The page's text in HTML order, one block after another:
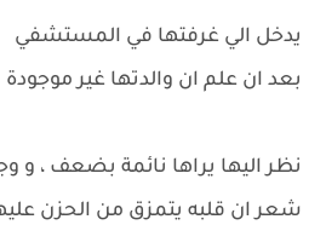
يدخل الي غرفتها في المستشفي
بعد ان علم ان والدتها غير موجودة
نظر اليها يراها نائمة بضعف ، و
شعر ان قلبه يتمزق من الحزن